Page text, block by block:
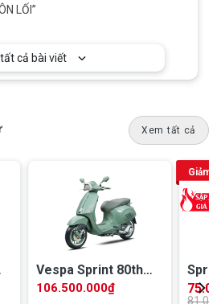
LỐI”
cả bài viết
Xem tất cả
Vespa Sprint 80th
125
106.500.000₫
Giảm
iGET